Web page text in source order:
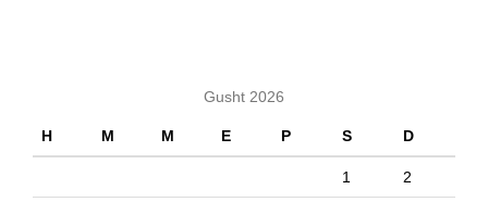
Gusht 2026
H M M E P S D
1 2